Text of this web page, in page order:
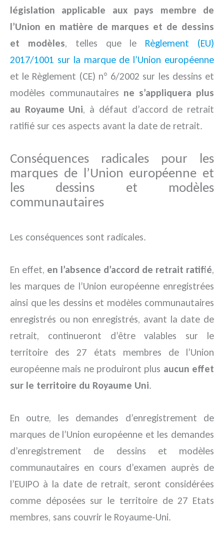
législation applicable aux pays membre de
l’Union en matière de marques et de dessins
et modèles, telles que le Règlement (EU)
2017/1001 sur la marque de l’Union européenne
et le Règlement (CE) n° 6/2002 sur les dessins et
modèles communautaires ne s’appliquera plus
au Royaume Uni, à défaut d’accord de retrait
ratifié sur ces aspects avant la date de retrait.
Conséquences radicales pour les
marques de l’Union européenne et
les dessins et modèles
communautaires
Les conséquences sont radicales.
En effet, en l’absence d’accord de retrait ratifié,
les marques de l’Union européenne enregistrées
ainsi que les dessins et modèles communautaires
enregistrés ou non enregistrés, avant la date de
retrait, continueront d’être valables sur le
territoire des 27 états membres de l’Union
européenne mais ne produiront plus aucun effet
sur le territoire du Royaume Uni.
En outre, les demandes d’enregistrement de
marques de l’Union européenne et les demandes
d’enregistrement de dessins et modèles
communautaires en cours d’examen auprès de
l’EUIPO à la date de retrait, seront considérées
comme déposées sur le territoire de 27 Etats
membres, sans couvrir le Royaume-Uni.